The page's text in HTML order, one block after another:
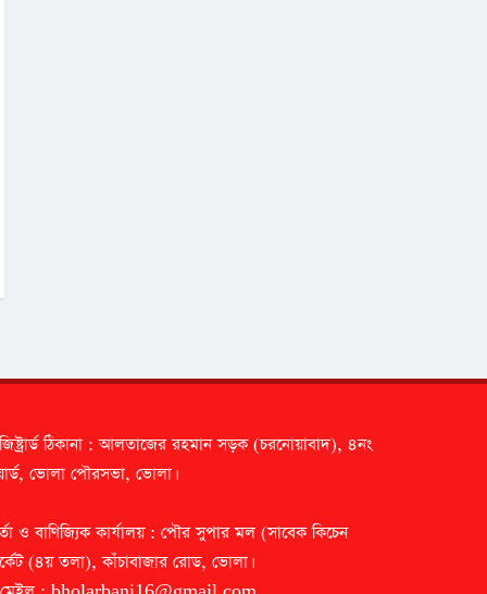
ঠিকানা : আলতাজের রহমান সড়ক (চরনোয়াবাদ), ৪নং
ভোলা পৌরসভা, ভোলা।
ও বাণিজ্যিক কার্যালয় : পৌর সুপার মল (সাবেক কিচেন
(৪য় তলা), কাঁচাবাজার রোড, ভোলা।